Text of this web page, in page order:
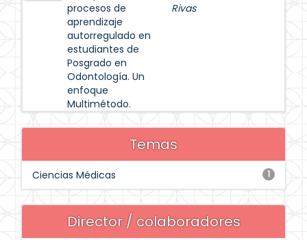
procesos de
aprendizaje
autorregulado en
estudiantes de
Posgrado en
Odontología. Un
enfoque
Multimétodo.
Rivas
Temas
1
Ciencias Médicas
Director / colaboradores